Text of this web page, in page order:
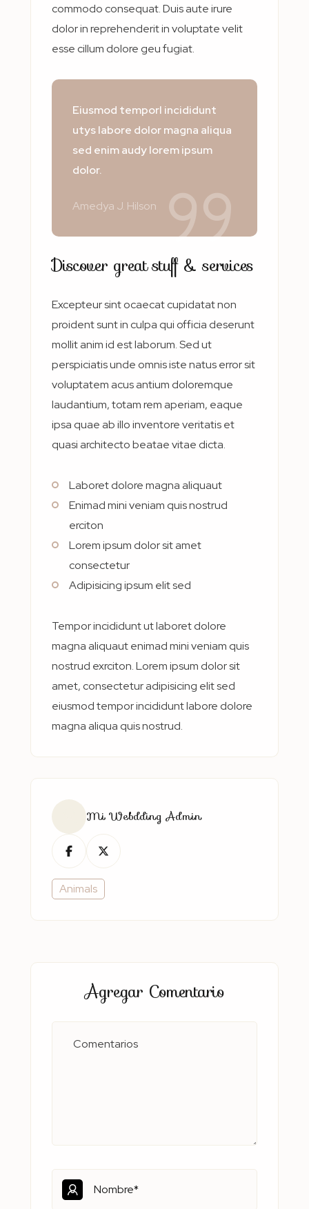
commodo consequat. Duis aute irure
dolor in reprehenderit in voluptate velit
esse cillum dolore geu fugiat.
Eiusmod temporl incididunt
utys labore dolor magna aliqua
sed enim audy lorem ipsum
dolor.
Amedya J. Hilson
Discover great stuff & services
Excepteur sint ocaecat cupidatat non
proident sunt in culpa qui officia deserunt
mollit anim id est laborum. Sed ut
perspiciatis unde omnis iste natus error sit
voluptatem acus antium doloremque
laudantium, totam rem aperiam, eaque
ipsa quae ab illo inventore veritatis et
quasi architecto beatae vitae dicta.
Laboret dolore magna aliquaut
Enimad mini veniam quis nostrud
erciton
Lorem ipsum dolor sit amet
consectetur
Adipisicing ipsum elit sed
Tempor incididunt ut laboret dolore
magna aliquaut enimad mini veniam quis
nostrud exrciton. Lorem ipsum dolor sit
amet, consectetur adipisicing elit sed
eiusmod tempor incididunt labore dolore
magna aliqua quis nostrud.
Mi Webdding Admin
Animals
Agregar Comentario